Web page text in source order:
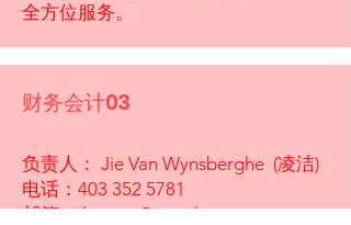
全方位服务。
财务会计03
负责人： Jie Van Wynsberghe (凌洁)
电话：403 352 5781
邮箱：jlvwcpa@gmail.com